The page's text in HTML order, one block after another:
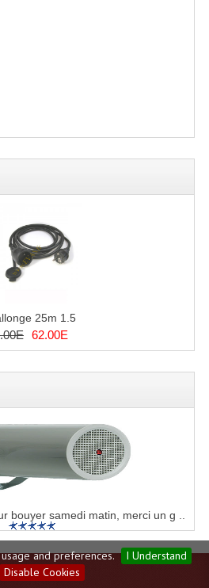
and preferences.
I Understand
Disable Cookies
25m 1.5
62.00E
bouyer samedi matin, merci un g ..